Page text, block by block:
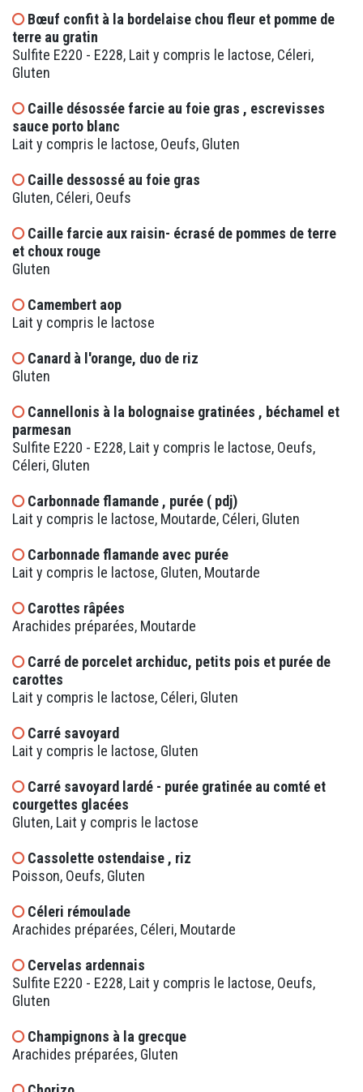
Bœuf confit à la bordelaise chou fleur et pomme de
terre au gratin
Sulfite E220 - E228, Lait y compris le lactose, Céleri,
Gluten
Caille désossée farcie au foie gras , escrevisses
sauce porto blanc
Lait y compris le lactose, Oeufs, Gluten
Caille dessossé au foie gras
Gluten, Céleri, Oeufs
Caille farcie aux raisin- écrasé de pommes de terre
et choux rouge
Gluten
Camembert aop
Lait y compris le lactose
Canard à l'orange, duo de riz
Gluten
Cannellonis à la bolognaise gratinées , béchamel et
parmesan
Sulfite E220 - E228, Lait y compris le lactose, Oeufs,
Céleri, Gluten
Carbonnade flamande , purée ( pdj)
Lait y compris le lactose, Moutarde, Céleri, Gluten
Carbonnade flamande avec purée
Lait y compris le lactose, Gluten, Moutarde
Carottes râpées
Arachides préparées, Moutarde
Carré de porcelet archiduc, petits pois et purée de
carottes
Lait y compris le lactose, Céleri, Gluten
Carré savoyard
Lait y compris le lactose, Gluten
Carré savoyard lardé - purée gratinée au comté et
courgettes glacées
Gluten, Lait y compris le lactose
Cassolette ostendaise , riz
Poisson, Oeufs, Gluten
Céleri rémoulade
Arachides préparées, Céleri, Moutarde
Cervelas ardennais
Sulfite E220 - E228, Lait y compris le lactose, Oeufs,
Gluten
Champignons à la grecque
Arachides préparées, Gluten